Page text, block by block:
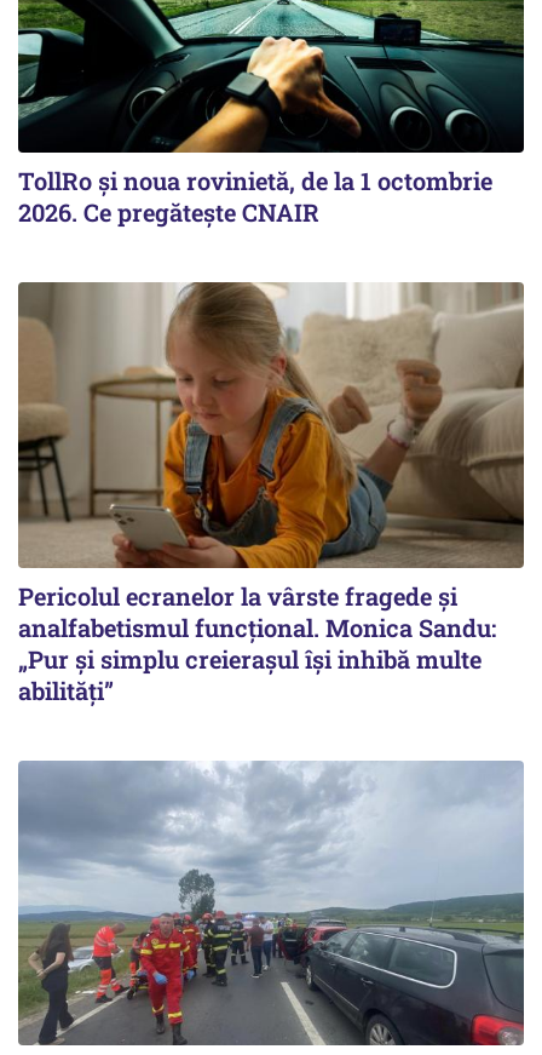
TollRo şi noua rovinietă, de la 1 octombrie
2026. Ce pregăteşte CNAIR
Pericolul ecranelor la vârste fragede și
analfabetismul funcțional. Monica Sandu:
„Pur și simplu creierașul își inhibă multe
abilități”